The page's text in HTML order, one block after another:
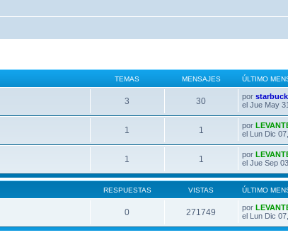
TEMAS MENSAJES ÚLTIMO
3 30 porstarbuck
el Jue May
1 1 por
el Lun Dic
1 1 por
el Jue Sep
RESPUESTAS VISTAS ÚLTIMO
0 271749 por
el Lun Dic